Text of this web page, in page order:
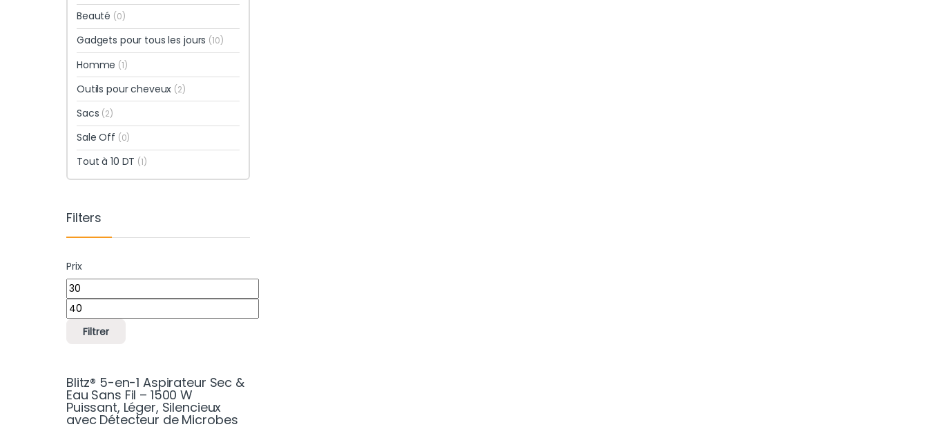
Beauté (0)
Gadgets pour tous les jours (10)
Homme (1)
Outils pour cheveux (2)
Sacs (2)
Sale Off (0)
Tout à 10 DT (1)
Filters
Prix
Prix min
Prix max
Filtrer
Blitz® 5-en-1 Aspirateur Sec &
Eau Sans Fil – 1500 W
Puissant, Léger, Silencieux
avec Détecteur de Microbes